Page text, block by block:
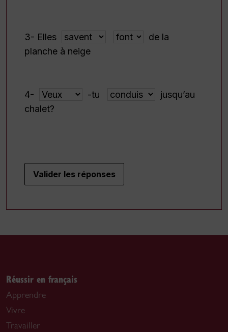
3- Elles
de la
planche à neige
4- -tu
jusqu’au
chalet?
Valider les réponses
Réussir en français
Apprendre
Vivre
Travailler